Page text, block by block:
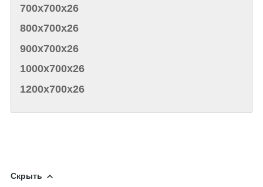
700х700х26
800х700х26
900х700х26
1000х700х26
1200х700х26
Скрыть